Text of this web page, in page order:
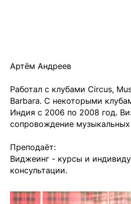
Артём Андреев
Работал с клубами Circus,
Barbara. С некоторыми
Индия с 2006 по 2008 год.
сопровождение
Преподаёт:
Виджеинг - курсы и
консультации.